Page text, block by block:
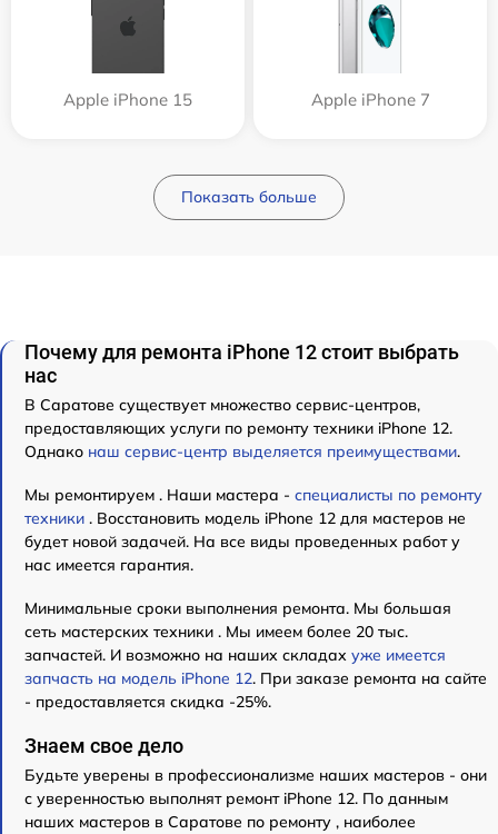
Apple iPhone 15 Apple iPhone 7
Показать больше
Почему для ремонта iPhone 12 стоит выбрать
нас
В Саратове существует множество сервис-центров,
предоставляющих услуги по ремонту техники iPhone 12.
Однако наш сервис-центр выделяется преимуществами.
Мы ремонтируем . Наши мастера - специалисты по ремонту
техники . Восстановить модель iPhone 12 для мастеров не
будет новой задачей. На все виды проведенных работ у
нас имеется гарантия.
Минимальные сроки выполнения ремонта. Мы большая
сеть мастерских техники . Мы имеем более 20 тыс.
запчастей. И возможно на наших складах уже имеется
запчасть на модель iPhone 12. При заказе ремонта на сайте
- предоставляется скидка -25%.
Знаем свое дело
Будьте уверены в профессионализме наших мастеров - они
с уверенностью выполнят ремонт iPhone 12. По данным
наших мастеров в Саратове по ремонту , наиболее